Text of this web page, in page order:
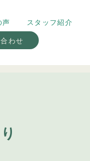
声 スタッフ紹介
わせ